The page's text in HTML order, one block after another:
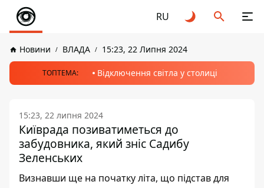
RU
Новини ВЛАДА 15:23, 22 Липня 2024
ТОПТЕМА: Відключення світла у столиці
15:23, 22 липня 2024
Київрада позиватиметься до
забудовника, який зніс Садибу
Зеленських
Визнавши ще на початку літа, що підстав для